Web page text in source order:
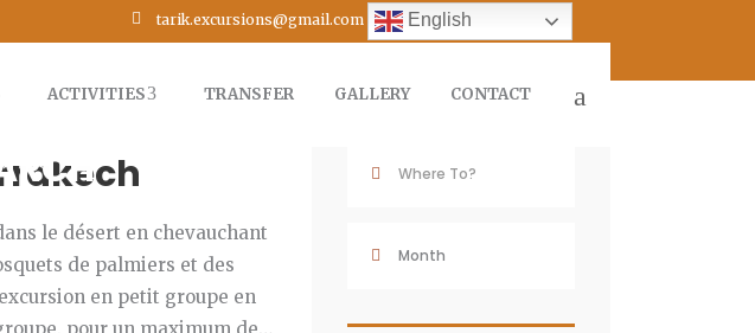
tarik.excursions@gmail.com English
ACTIVITIES TRANSFER GALLERY CONTACT
le désert en chevauchant
de palmiers et des
en petit groupe en
Destination